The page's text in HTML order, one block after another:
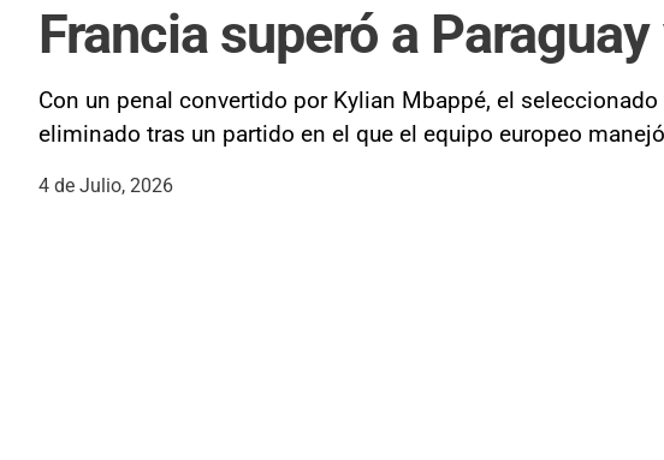
Francia superó a
Con un penal convertido por Kylian Mbappé, el
eliminado tras un partido en el que el equipo europeo
4 de Julio, 2026